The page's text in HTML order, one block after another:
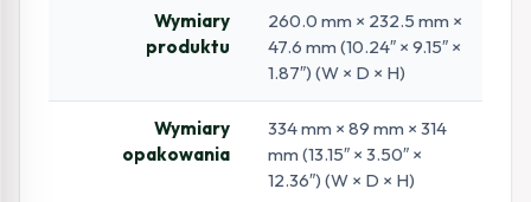
Wymiary
produktu
260.0 mm × 232.5 mm ×
47.6 mm (10.24″ × 9.15″ ×
1.87″) (W × D × H)
Wymiary
opakowania
334 mm × 89 mm × 314
mm (13.15″ × 3.50″ ×
12.36″) (W × D × H)